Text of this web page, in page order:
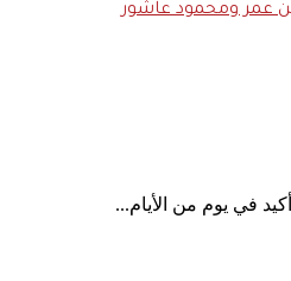
عمر ومحمود عاشور
في يوم من الأيام...